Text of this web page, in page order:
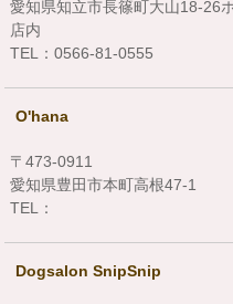
愛知県知立市長篠町大山18-26
店内
TEL：0566-81-0555
O'hana
〒473-0911
愛知県豊田市本町高根47-1
TEL：
Dogsalon SnipSnip